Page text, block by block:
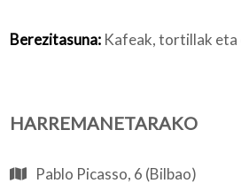
Berezitasuna: Kafeak, tortillak
HARREMANETARAKO
Pablo Picasso, 6 (Bilbao)